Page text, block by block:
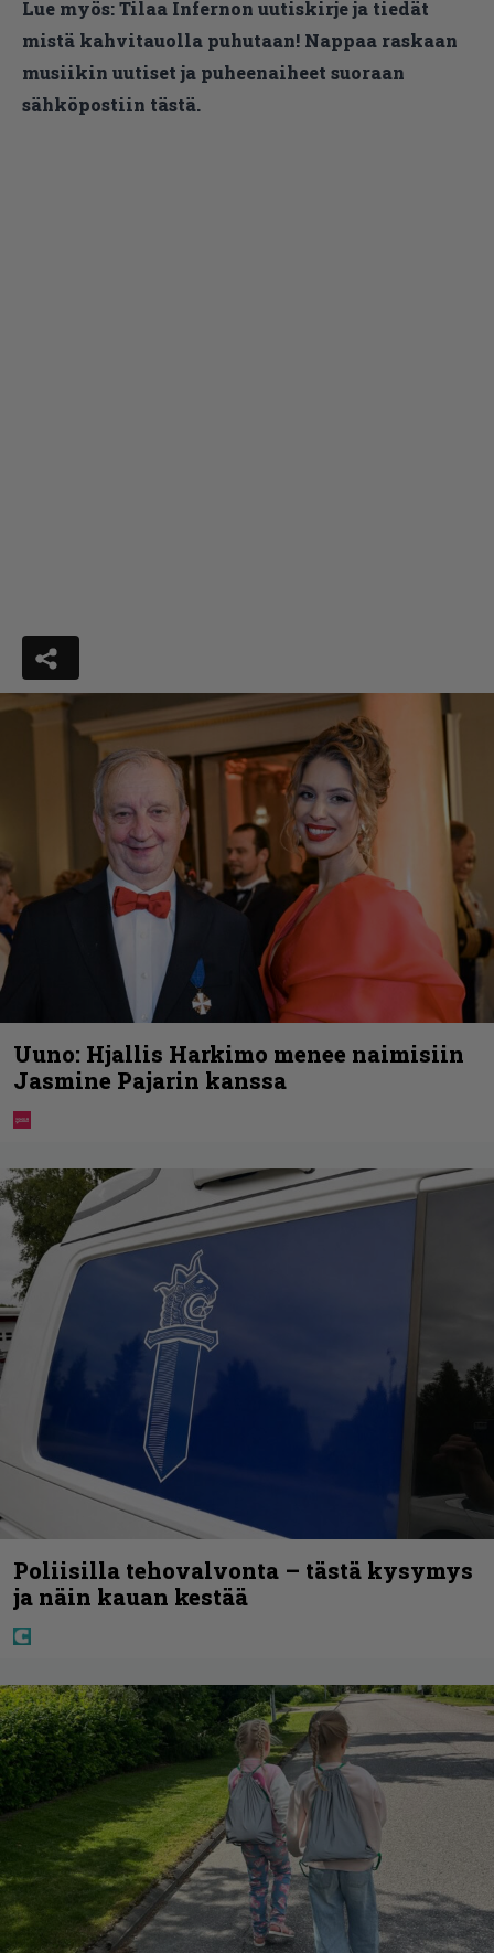
Lue myös:Tilaa Infernon uutiskirje ja tiedät
mistä kahvitauolla puhutaan! Nappaa raskaan
musiikin uutiset ja puheenaiheet suoraan
sähköpostiin tästä.
Uuno: Hjallis Harkimo menee naimisiin
Jasmine Pajarin kanssa
Poliisilla tehovalvonta – tästä kysymys
ja näin kauan kestää